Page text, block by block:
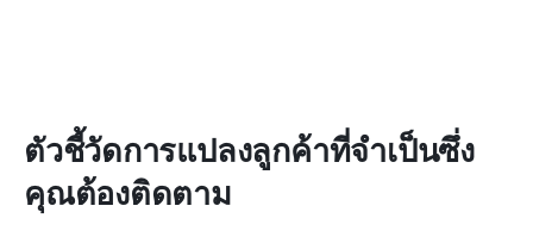
ตัวชี้วัดการแปลงลูกค้าที่จำเป็นซึ่ง
คุณต้องติดตาม